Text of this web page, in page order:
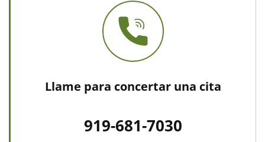
Llame para concertar una cita
919-681-7030